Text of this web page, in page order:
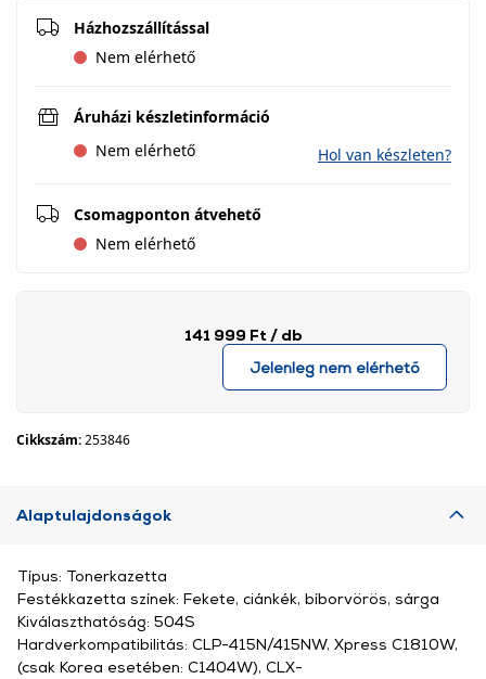
Házhozszállítással
Nem elérhető
Áruházi készletinformáció
Nem elérhető
Hol van készleten?
Csomagponton átvehető
Nem elérhető
141 999 Ft / db
Jelenleg nem elérhető
Cikkszám:253846
Alaptulajdonságok
Típus: Tonerkazetta
Festékkazetta színek: Fekete, ciánkék, bíborvörös, sárga
Kiválaszthatóság: 504S
Hardverkompatibilitás: CLP-415N/415NW, Xpress C1810W,
(csak Korea esetében: C1404W), CLX-